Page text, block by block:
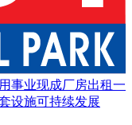
事业现成厂房出租一
设施可持续发展